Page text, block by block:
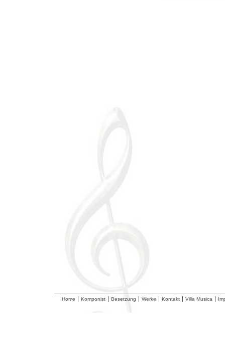
Home Komponist Besetzung Werke Kontakt Villa Musica